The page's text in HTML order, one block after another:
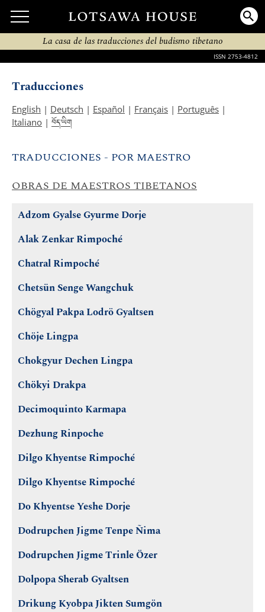
La casa de las traducciones del budismo tibetano
ISSN 2753-4812
Traducciones
English | Deutsch | Español | Français | Português |
Italiano | བོད་ཡིག
TRADUCCIONES - POR MAESTRO
OBRAS DE MAESTROS TIBETANOS
Adzom Gyalse Gyurme Dorje
Alak Zenkar Rimpoché
Chatral Rimpoché
Chetsün Senge Wangchuk
Chögyal Pakpa Lodrö Gyaltsen
Chöje Lingpa
Chokgyur Dechen Lingpa
Chökyi Drakpa
Decimoquinto Karmapa
Dezhung Rinpoche
Dilgo Khyentse Rimpoché
Dilgo Khyentse Rimpoché
Do Khyentse Yeshe Dorje
Dodrupchen Jigme Tenpe Ñima
Dodrupchen Jigme Trinle Özer
Dolpopa Sherab Gyaltsen
Drikung Kyobpa Jikten Sumgön